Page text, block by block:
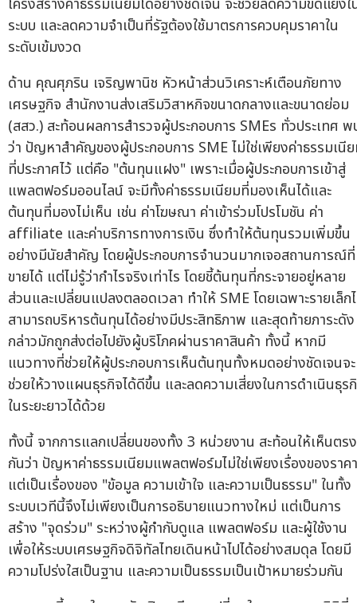
โครงสร้างค่าธรรมเนียมได้อย่างชัดเจน จะช่วยลดความขัดแย้งใ
ระบบ และลดความจำเป็นที่รัฐต้องใช้มาตรการควบคุมราคาใน
ระดับเข้มงวด
ด้าน คุณศุภริน เจริญพานิช หัวหน้าส่วนวิเคราะห์เตือนภัยทาง
เศรษฐกิจ สำนักงานส่งเสริมวิสาหกิจขนาดกลางและขนาดย่อม
(สสว.) สะท้อนผลการสำรวจผู้ประกอบการ SMEs ทั่วประเทศ
ว่า ปัญหาสำคัญของผู้ประกอบการ SME ไม่ใช่เพียงค่าธรรมเนี
ที่ประกาศไว้ แต่คือ "ต้นทุนแฝง" เพราะเมื่อผู้ประกอบการเข้าสู่
แพลตฟอร์มออนไลน์ จะมีทั้งค่าธรรมเนียมที่มองเห็นได้และ
ต้นทุนที่มองไม่เห็น เช่น ค่าโฆษณา ค่าเข้าร่วมโปรโมชัน ค่า
affiliate และค่าบริการทางการเงิน ซึ่งทำให้ต้นทุนรวมเพิ่มขึ้น
อย่างมีนัยสำคัญ โดยผู้ประกอบการจำนวนมากเจอสถานการณ์ที่
ขายได้ แต่ไม่รู้ว่ากำไรจริงเท่าไร โดยชี้ต้นทุนที่กระจายอยู่หลาย
ส่วนและเปลี่ยนแปลงตลอดเวลา ทำให้ SME โดยเฉพาะรายเล็ก
สามารถบริหารต้นทุนได้อย่างมีประสิทธิภาพ และสุดท้ายภาระดัง
กล่าวมักถูกส่งต่อไปยังผู้บริโภคผ่านราคาสินค้า ทั้งนี้ หากมี
แนวทางที่ช่วยให้ผู้ประกอบการเห็นต้นทุนทั้งหมดอย่างชัดเจนจะ
ช่วยให้วางแผนธุรกิจได้ดีขึ้น และลดความเสี่ยงในการดำเนินธุร
ในระยะยาวได้ด้วย
ทั้งนี้ จากการแลกเปลี่ยนของทั้ง 3 หน่วยงาน สะท้อนให้เห็นตรง
กันว่า ปัญหาค่าธรรมเนียมแพลตฟอร์มไม่ใช่เพียงเรื่องของราคา
แต่เป็นเรื่องของ "ข้อมูล ความเข้าใจ และความเป็นธรรม" ในทั้ง
ระบบเวทีนี้จึงไม่เพียงเป็นการอธิบายแนวทางใหม่ แต่เป็นการ
สร้าง "จุดร่วม" ระหว่างผู้กำกับดูแล แพลตฟอร์ม และผู้ใช้งาน
เพื่อให้ระบบเศรษฐกิจดิจิทัลไทยเดินหน้าไปได้อย่างสมดุล โดยมี
ความโปร่งใสเป็นฐาน และความเป็นธรรมเป็นเป้าหมายร่วมกัน